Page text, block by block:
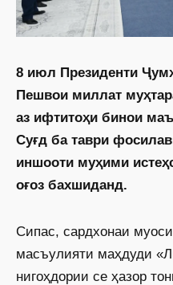
8 июл Президенти
Пешвои миллат
аз ифтитоҳи бинои
Суғд ба таври
иншооти муҳими
оғоз бахшиданд.
Сипас, сардхонаи
масъулияти маҳдуди
нигоҳдории се ҳазор